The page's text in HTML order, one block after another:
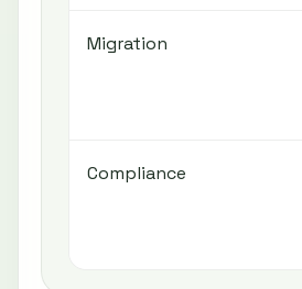
Migration
Compliance